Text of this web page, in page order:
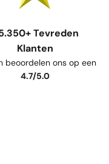
Tevreden
Klanten
beoordelen ons op een
4.7/5.0